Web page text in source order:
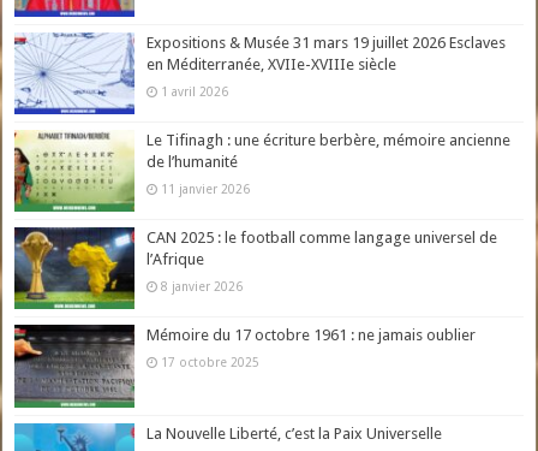
Expositions & Musée 31 mars 19 juillet 2026 Esclaves
en Méditerranée, XVIIe-XVIIIe siècle
1 avril 2026
Le Tifinagh : une écriture berbère, mémoire ancienne
de l’humanité
11 janvier 2026
CAN 2025 : le football comme langage universel de
l’Afrique
8 janvier 2026
Mémoire du 17 octobre 1961 : ne jamais oublier
17 octobre 2025
La Nouvelle Liberté, c’est la Paix Universelle